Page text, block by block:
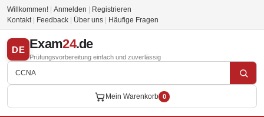
Willkommen! Anmelden
Registrieren
Kontakt
Feedback Über uns Häufige Fragen
DE Exam24.de
Prüfungsvorbereitung einfach und zuverlässig
Mein Warenkorb 0